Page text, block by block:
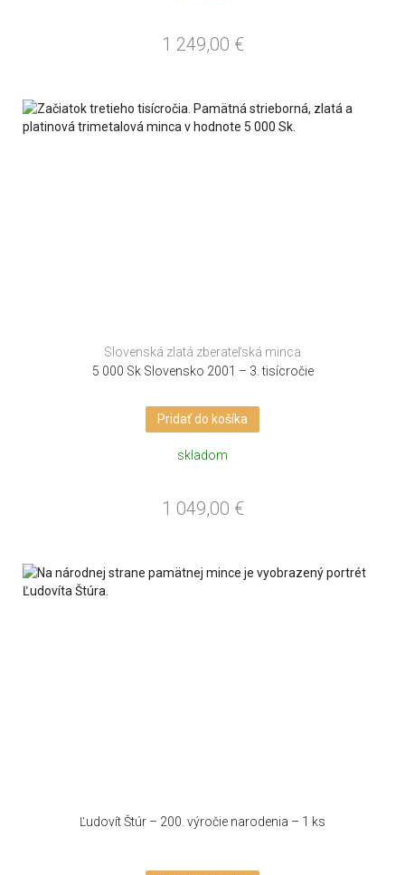
1 249,00 €
Slovenská zlatá zberateľská minca
5 000 Sk Slovensko 2001 – 3. tisícročie
Pridať do košíka
skladom
1 049,00 €
Ľudovít Štúr – 200. výročie narodenia – 1 ks